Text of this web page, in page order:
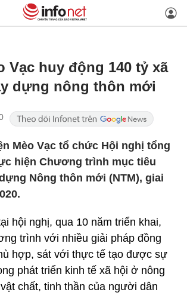
Vạc huy động 140 tỷ xã
dựng nông thôn mới
Mèo Vạc tổ chức Hội nghị tổng
hiện Chương trình mục tiêu
Nông thôn mới (NTM), giai
hội nghị, qua 10 năm triển khai,
trình với nhiều giải pháp đồng
hợp, sát với thực tế tạo được sự
phát triển kinh tế xã hội ở nông
chất, tinh thần của người dân